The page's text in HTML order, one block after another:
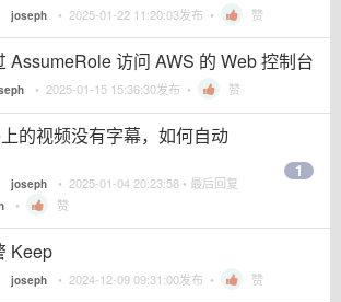
joseph • 2025-01-22 11:20:03发布 • 赞
AssumeRole 访问 AWS 的 Web 控制台
• 2025-01-15 15:36:30发布 • 赞
的视频没有字幕，如何自动
joseph • 2025-01-04 20:23:58 • 最后回复
• 赞
1
Keep
joseph • 2024-12-09 09:31:00发布 • 赞